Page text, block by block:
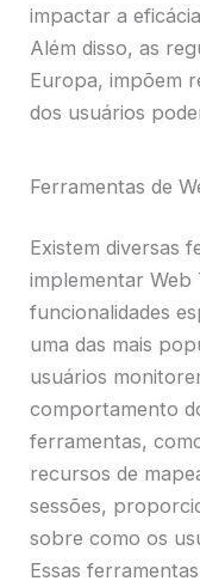
impactar a
Além disso, as
Europa, impõem
dos usuários
Ferramentas de
Existem diversas
implementar Web
funcionalidades
uma das mais
usuários
comportamento
ferramentas,
recursos de
sessões,
sobre como os
Essas